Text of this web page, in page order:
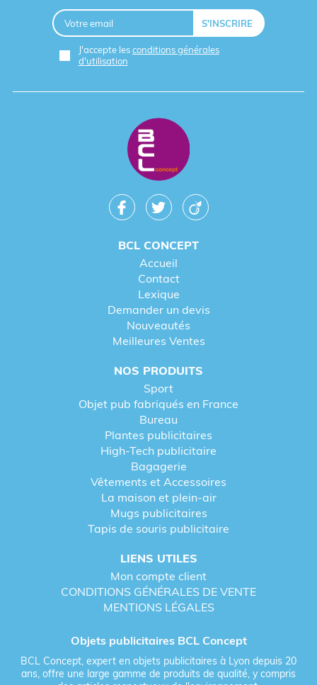
J'accepte lesconditions générales
d'utilisation
BCL CONCEPT
Accueil
Contact
Lexique
Demander un devis
Nouveautés
Meilleures Ventes
NOS PRODUITS
Sport
Objet pub fabriqués en France
Bureau
Plantes publicitaires
High-Tech publicitaire
Bagagerie
Vêtements et Accessoires
La maison et plein-air
Mugs publicitaires
Tapis de souris publicitaire
LIENS UTILES
Mon compte client
CONDITIONS GÉNÉRALES DE VENTE
MENTIONS LÉGALES
Objets publicitaires BCL Concept
BCL Concept, expert en objets publicitaires à Lyon depuis 20
ans, offre une large gamme de produits de qualité, y compris